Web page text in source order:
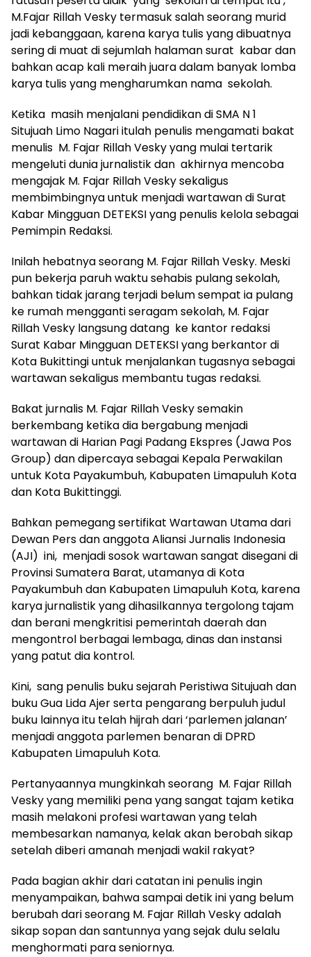
M.Fajar Rillah Vesky termasuk salah seorang murid
jadi kebanggaan, karena karya tulis yang dibuatnya
sering di muat di sejumlah halaman surat kabar dan
bahkan acap kali meraih juara dalam banyak lomba
karya tulis yang mengharumkan nama sekolah.
Ketika masih menjalani pendidikan di SMA N 1
Situjuah Limo Nagari itulah penulis mengamati bakat
menulis M. Fajar Rillah Vesky yang mulai tertarik
mengeluti dunia jurnalistik dan akhirnya mencoba
mengajak M. Fajar Rillah Vesky sekaligus
membimbingnya untuk menjadi wartawan di Surat
Kabar Mingguan DETEKSI yang penulis kelola sebagai
Pemimpin Redaksi.
Inilah hebatnya seorang M. Fajar Rillah Vesky. Meski
pun bekerja paruh waktu sehabis pulang sekolah,
bahkan tidak jarang terjadi belum sempat ia pulang
ke rumah mengganti seragam sekolah, M. Fajar
Rillah Vesky langsung datang ke kantor redaksi
Surat Kabar Mingguan DETEKSI yang berkantor di
Kota Bukittingi untuk menjalankan tugasnya sebagai
wartawan sekaligus membantu tugas redaksi.
Bakat jurnalis M. Fajar Rillah Vesky semakin
berkembang ketika dia bergabung menjadi
wartawan di Harian Pagi Padang Ekspres (Jawa Pos
Group) dan dipercaya sebagai Kepala Perwakilan
untuk Kota Payakumbuh, Kabupaten Limapuluh Kota
dan Kota Bukittinggi.
Bahkan pemegang sertifikat Wartawan Utama dari
Dewan Pers dan anggota Aliansi Jurnalis Indonesia
(AJI) ini, menjadi sosok wartawan sangat disegani di
Provinsi Sumatera Barat, utamanya di Kota
Payakumbuh dan Kabupaten Limapuluh Kota, karena
karya jurnalistik yang dihasilkannya tergolong tajam
dan berani mengkritisi pemerintah daerah dan
mengontrol berbagai lembaga, dinas dan instansi
yang patut dia kontrol.
Kini, sang penulis buku sejarah Peristiwa Situjuah dan
buku Gua Lida Ajer serta pengarang berpuluh judul
buku lainnya itu telah hijrah dari ‘parlemen jalanan’
menjadi anggota parlemen benaran di DPRD
Kabupaten Limapuluh Kota.
Pertanyaannya mungkinkah seorang M. Fajar Rillah
Vesky yang memiliki pena yang sangat tajam ketika
masih melakoni profesi wartawan yang telah
membesarkan namanya, kelak akan berobah sikap
setelah diberi amanah menjadi wakil rakyat?
Pada bagian akhir dari catatan ini penulis ingin
menyampaikan, bahwa sampai detik ini yang belum
berubah dari seorang M. Fajar Rillah Vesky adalah
sikap sopan dan santunnya yang sejak dulu selalu
menghormati para seniornya.